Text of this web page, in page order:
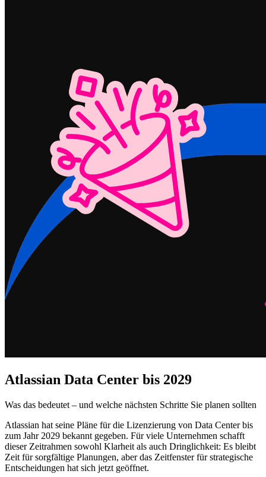
Atlassian Data Center bis 2029
Was das bedeutet – und welche nächsten Schritte Sie planen sollten
Atlassian hat seine Pläne für die Lizenzierung von Data Center bis
zum Jahr 2029 bekannt gegeben. Für viele Unternehmen schafft
dieser Zeitrahmen sowohl Klarheit als auch Dringlichkeit: Es bleibt
Zeit für sorgfältige Planungen, aber das Zeitfenster für strategische
Entscheidungen hat sich jetzt geöffnet.